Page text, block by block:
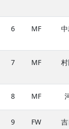
6 MF
7 MF
8 MF
9 FW